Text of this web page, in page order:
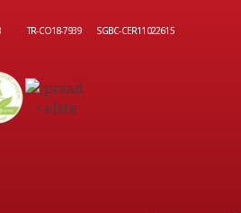
TR-CO18-7939 SGBC-CER11022615